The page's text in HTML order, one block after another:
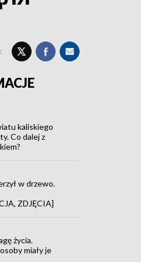
kaliskiego
Co dalej z
w drzewo.
ZDJĘCIA]
życia.
miały je